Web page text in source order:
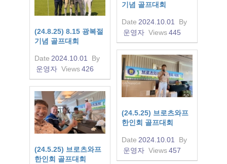
기념 골프대회
Date 2024.10.01
By
운영자 Views445
(24.8.25) 8.15 광복절
기념 골프대회
Date 2024.10.01
By
운영자 Views426
(24.5.25) 브로츠와프
한인회 골프대회
Date 2024.10.01
By
운영자 Views457
(24.5.25) 브로츠와프
한인회 골프대회